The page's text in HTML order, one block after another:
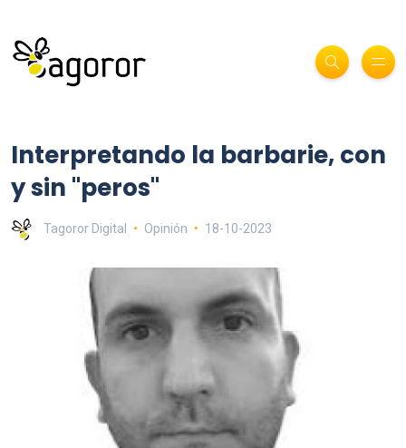
Interpretando la barbarie, con
y sin "peros"
Tagoror Digital Opinión 18-10-2023